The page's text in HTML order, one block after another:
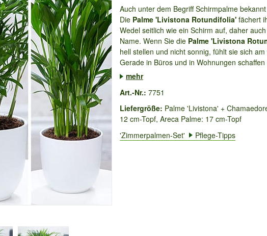
Auch unter dem Begriff Schirmpalme
Die Palme 'Livistona Rotundifolia'fächert
Wedel seitlich wie ein Schirm auf, daher
Name. Wenn Sie die Palme 'Livistona
hell stellen und nicht sonnig, fühlt sie sich am
Gerade in Büros und in Wohnungen schaffen
mehr
Art.-Nr.: 7751
Liefergröße: Palme 'Livistona' +
12 cm-Topf, Areca Palme: 17 cm-Topf
'Zimmerpalmen-Set'
Pflege-Tipps